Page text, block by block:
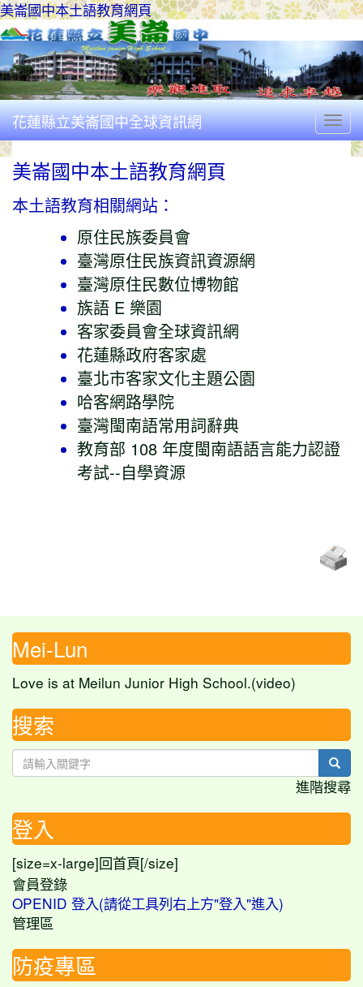
美崙國中本土語教育網頁
花蓮縣立美崙國中全球資訊網
美崙國中本土語教育網頁
本土語教育相關網站：
原住民族委員會
臺灣原住民族資訊資源網
臺灣原住民數位博物館
族語 E 樂園
客家委員會全球資訊網
花蓮縣政府客家處
臺北市客家文化主題公園
哈客網路學院
臺灣閩南語常用詞辭典
教育部 108 年度閩南語語言能力認證
考試--自學資源
Mei-Lun
Love is at Meilun Junior High School.(video)
搜索
進階搜尋
登入
[size=x-large] 回首頁[/size]
會員登錄
OPENID 登入(請從工具列右上方"登入"進入)
管理區
防疫專區